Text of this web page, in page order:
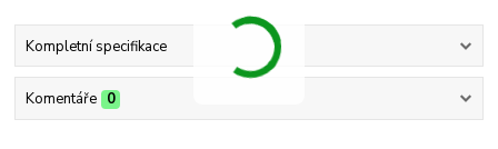
Kompletní specifikace
Komentáře 0